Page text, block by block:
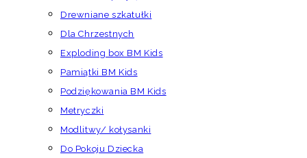
Drewniane szkatułki
Dla Chrzestnych
Exploding box BM Kids
Pamiątki BM Kids
Podziękowania BM Kids
Metryczki
Modlitwy/ kołysanki
Do Pokoju Dziecka